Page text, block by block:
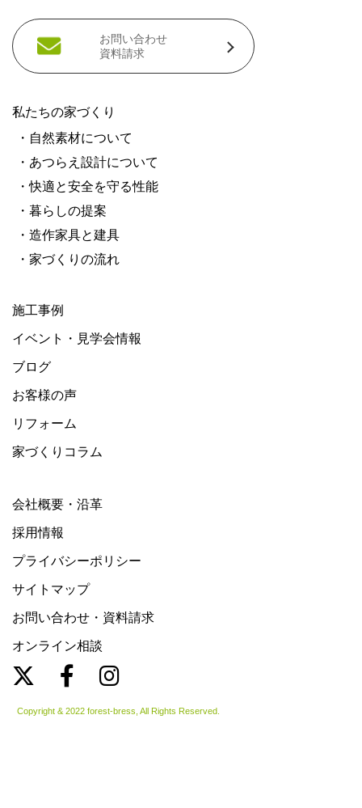
お問い合わせ
資料請求
私たちの家づくり
・自然素材について
・あつらえ設計について
・快適と安全を守る性能
・暮らしの提案
・造作家具と建具
・家づくりの流れ
施工事例
イベント・見学会情報
ブログ
お客様の声
リフォーム
家づくりコラム
会社概要・沿革
採用情報
プライバシーポリシー
サイトマップ
お問い合わせ・資料請求
オンライン相談
Copyright & 2022 forest-bress, All Rights Reserved.